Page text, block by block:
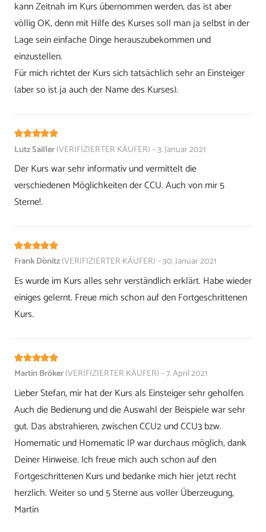
kann Zeitnah im Kurs übernommen werden, das ist aber
völlig OK, denn mit Hilfe des Kurses soll man ja selbst in der
Lage sein einfache Dinge herauszubekommen und
einzustellen.
Für mich richtet der Kurs sich tatsächlich sehr an Einsteiger
(aber so ist ja auch der Name des Kurses).
Bewertet mit5von 5
Lutz Sailler(VERIFIZIERTER KÄUFER)–3. Januar 2021
Der Kurs war sehr informativ und vermittelt die
verschiedenen Möglichkeiten der CCU. Auch von mir 5
Sterne!.
Bewertet mit5von 5
Frank Dönitz(VERIFIZIERTER KÄUFER)–30. Januar 2021
Es wurde im Kurs alles sehr verständlich erklärt. Habe wieder
einiges gelernt. Freue mich schon auf den Fortgeschrittenen
Kurs.
Bewertet mit5von 5
Martin Bröker(VERIFIZIERTER KÄUFER)–7. April 2021
Lieber Stefan, mir hat der Kurs als Einsteiger sehr geholfen.
Auch die Bedienung und die Auswahl der Beispiele war sehr
gut. Das abstrahieren, zwischen CCU2 und CCU3 bzw.
Homematic und Homematic IP war durchaus möglich, dank
Deiner Hinweise. Ich freue mich auch schon auf den
Fortgeschrittenen Kurs und bedanke mich hier jetzt recht
herzlich. Weiter so und 5 Sterne aus voller Überzeugung,
Martin